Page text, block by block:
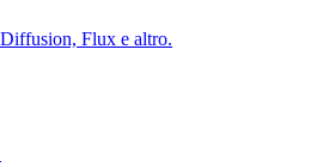
Flux e altro.